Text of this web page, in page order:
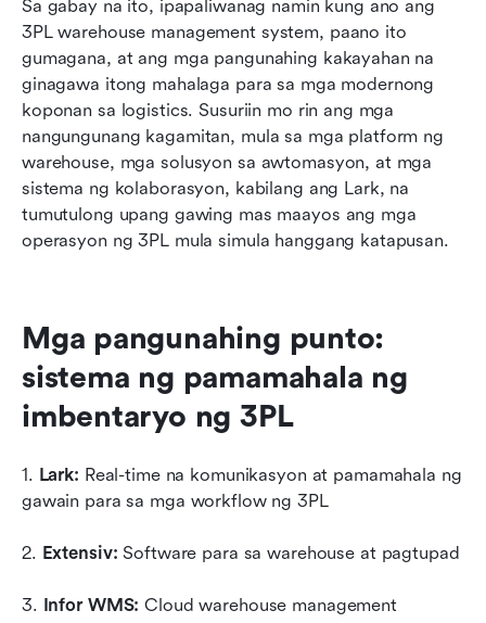
Sa gabay na ito, ipapaliwanag namin kung ano ang
3PL warehouse management system, paano ito
gumagana, at ang mga pangunahing kakayahan na
ginagawa itong mahalaga para sa mga modernong
koponan sa logistics. Susuriin mo rin ang mga
nangungunang kagamitan, mula sa mga platform ng
warehouse, mga solusyon sa awtomasyon, at mga
sistema ng kolaborasyon, kabilang ang Lark, na
tumutulong upang gawing mas maayos ang mga
operasyon ng 3PL mula simula hanggang katapusan.
Mga pangunahing punto:
sistema ng pamamahala ng
imbentaryo ng 3PL
1. Lark: Real-time na komunikasyon at pamamahala ng
gawain para sa mga workflow ng 3PL
2. Extensiv: Software para sa warehouse at pagtupad
3. Infor WMS: Cloud warehouse management
sistema ng 3PL warehouse
Konklusyon
Mga Madalas Itanong
May kaugnayang pagbasa